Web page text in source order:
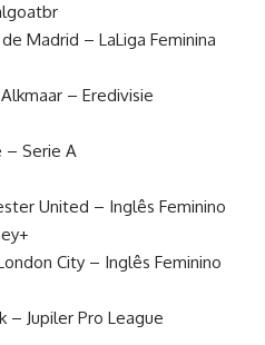
Madrid – LaLiga Feminina
– Eredivisie
– Serie A
United – Inglês Feminino
City – Inglês Feminino
– Jupiler Pro League